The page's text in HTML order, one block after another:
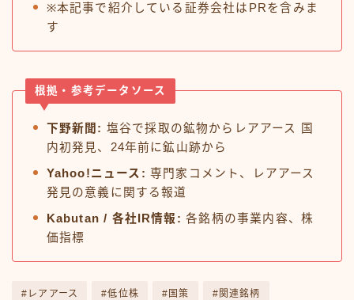
※本記事で紹介している証券会社はPRを含みま
す
根拠・参考データソース
下野新聞: 塩谷で採取の鉱物からレアアース 国
内初発見、24年前に鉱山跡から
Yahoo!ニュース: 専門家コメント、レアアース
発見の意義に関する報道
Kabutan / 各社IR情報: 各銘柄の事業内容、株
価指標
#レアアース #低位株 #国策 #関連銘柄